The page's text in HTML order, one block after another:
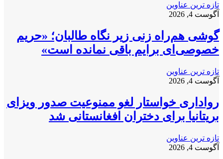
تازه ترین عناوین
آگوست 4, 2026
گوشی هم‌راه زنی زیر نگاه طالبان؛ «حریم
خصوصی‌ای برایم باقی نمانده است»
تازه ترین عناوین
آگوست 4, 2026
رواداری خواستار لغو ممنوعیت صدور ویزای
بریتانیا برای دختران افغانستانی شد
تازه ترین عناوین
آگوست 4, 2026